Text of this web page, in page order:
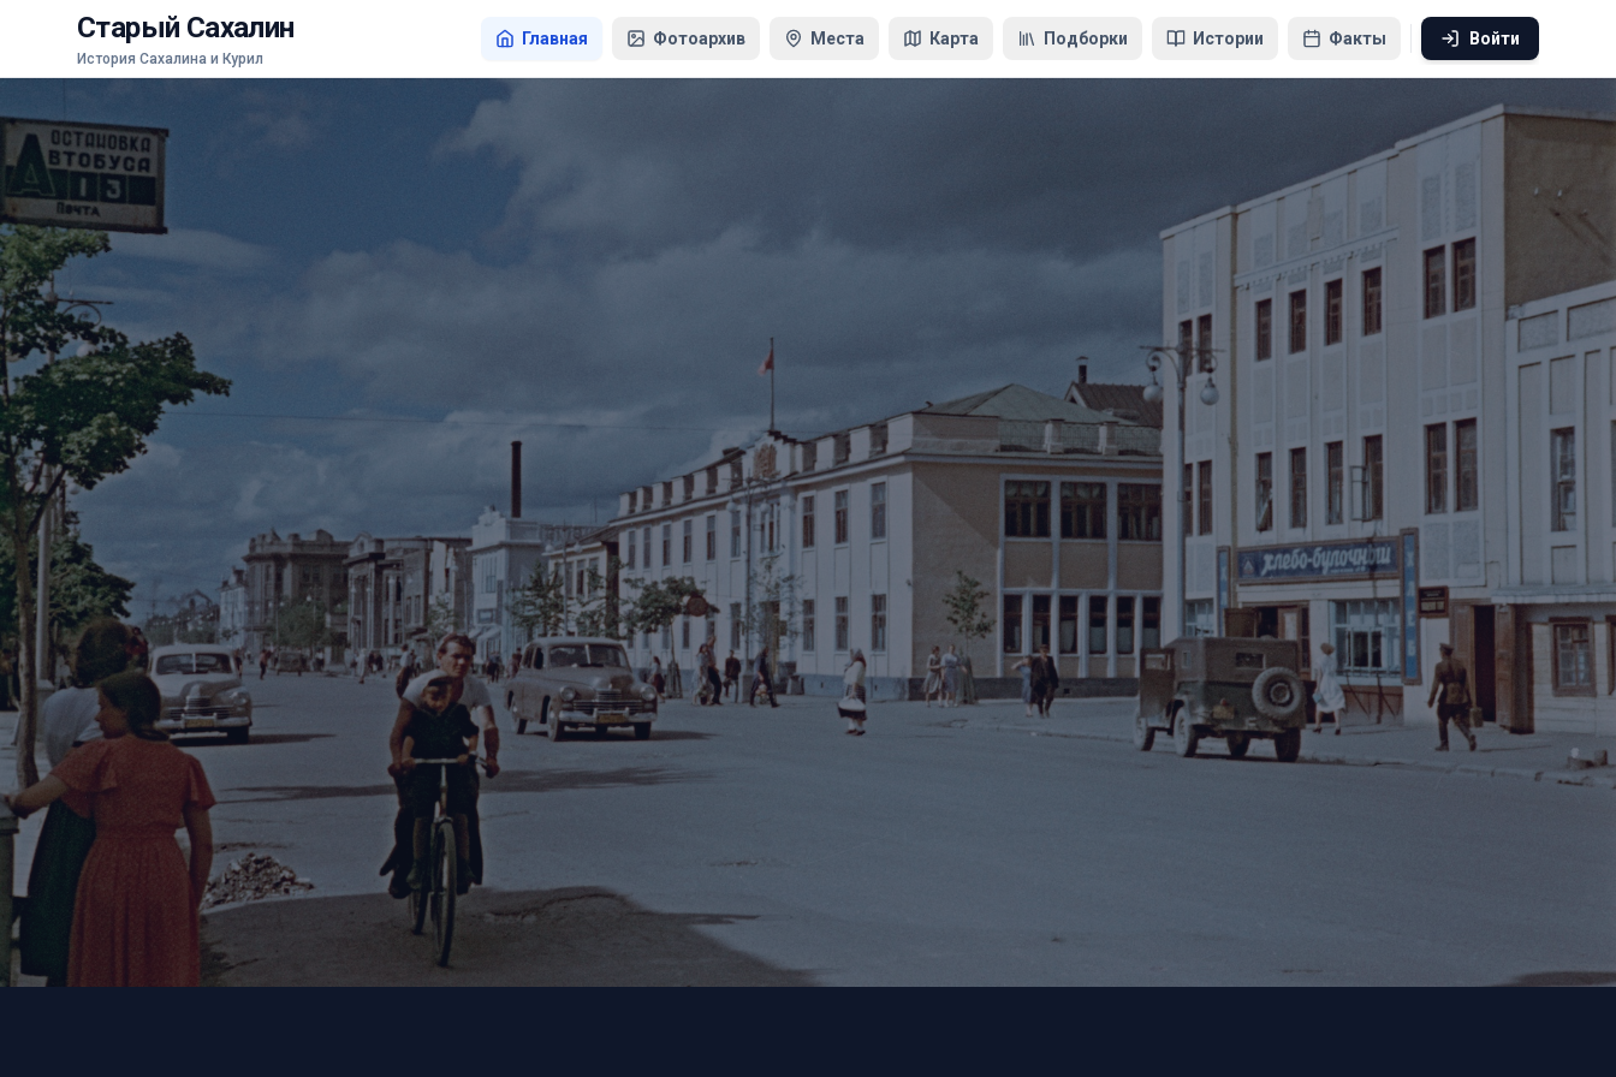
Старый Сахалин
История Сахалина и Курил
Главная Фотоархив Места Карта Подборки Истории Факты Войти